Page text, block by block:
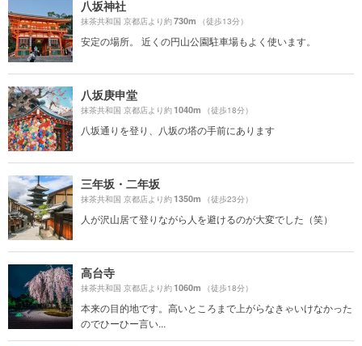
八坂神社
抹茶共和国 京都店より約730m （徒歩13分）
安定の場所。 近くの円山公園駐車場もよく使います。
八坂庚申堂
抹茶共和国 京都店より約1040m （徒歩18分）
八坂通りを登り、八坂の塔の手前にあります
三年坂・二年坂
抹茶共和国 京都店より約1350m （徒歩23分）
人が沢山居て登りながら人を避けるのが大変でした（笑）
高台寺
抹茶共和国 京都店より約1060m （徒歩18分）
本来の目的地です。高いところまで上がらなきゃいけなかった
のでひーひー言い...